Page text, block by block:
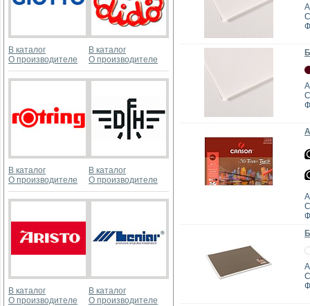
В каталог
О производителе
В каталог
О производителе
В каталог
О производителе
В каталог
О производителе
В каталог
О производителе
В каталог
О производителе